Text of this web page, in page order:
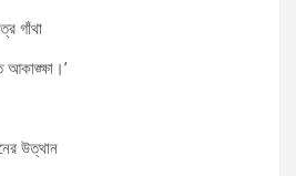
গাঁথা
আকাঙ্ক্ষা।’
উত্থান